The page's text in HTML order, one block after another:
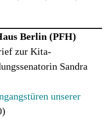
Berlin (PFH)
zur Kita-
Sandra
unserer